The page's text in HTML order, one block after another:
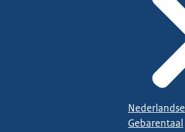
Nederlandse
Gebarentaal